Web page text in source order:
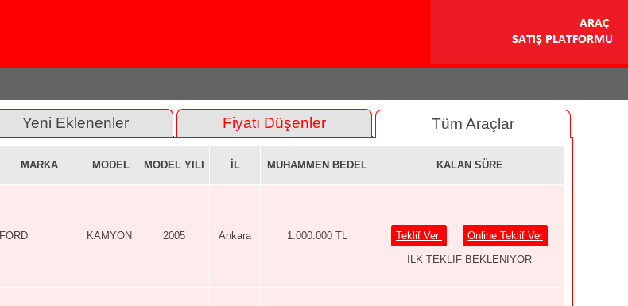
Yeni Eklenenler Fiyatı Düşenler Tüm Araçlar
MARKA MODEL MODEL YILI İL MUHAMMEN BEDEL KALAN SÜRE
FORD KAMYON 2005 Ankara 1.000.000 TL Teklif Ver
Online Teklif Ver
İLK TEKLİF BEKLENİYOR